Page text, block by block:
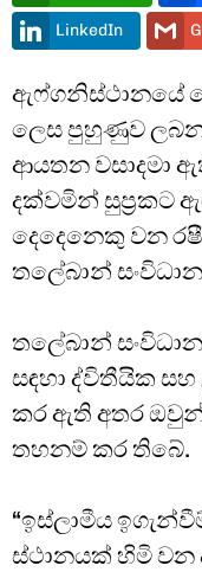
Type and hit enter
LinkedIn
ඇෆ්ගනිස්ථානයේ
ලෙස පුහුණුව
ආයතන වසාදමා
දක්වමින් සුප්‍රකට
දෙදෙනෙකු වන
තලේබාන්
තලේබාන්
සඳහා ද්විතීයික
කර ඇති අතර
තහනම් කර තිබේ.
“ඉස්ලාමීය
ස්ථානයක් හිමි වන